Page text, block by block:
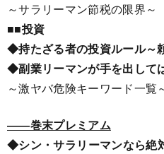
～サラリーマン節税の限界～
■■投資
◆持たざる者の投資ルール～
◆副業リーマンが手を出して
～激ヤバ危険キーワード一覧
――巻末プレミアム
◆シン・サラリーマンなら絶